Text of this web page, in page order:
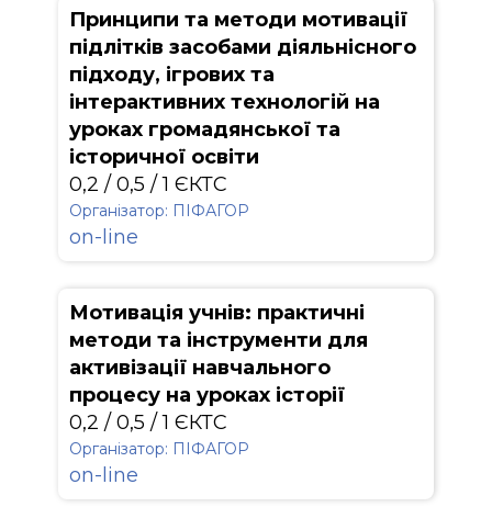
Принципи та методи мотивації
підлітків засобами діяльнісного
підходу, ігрових та
інтерактивних технологій на
уроках громадянської та
історичної освіти
0,2 / 0,5 / 1 ЄКТС
Організатор: ПІФАГОР
on-line
Мотивація учнів: практичні
методи та інструменти для
активізації навчального
процесу на уроках історії
0,2 / 0,5 / 1 ЄКТС
Організатор: ПІФАГОР
on-line